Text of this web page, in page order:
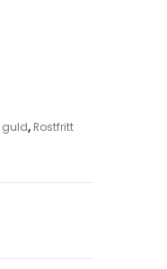
guld, Rostfritt